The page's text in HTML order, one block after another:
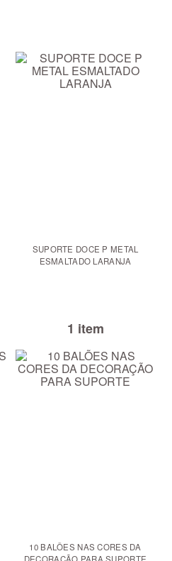
SUPORTE DOCE P METAL
ESMALTADO LARANJA
1 item
10 BALÕES NAS CORES DA